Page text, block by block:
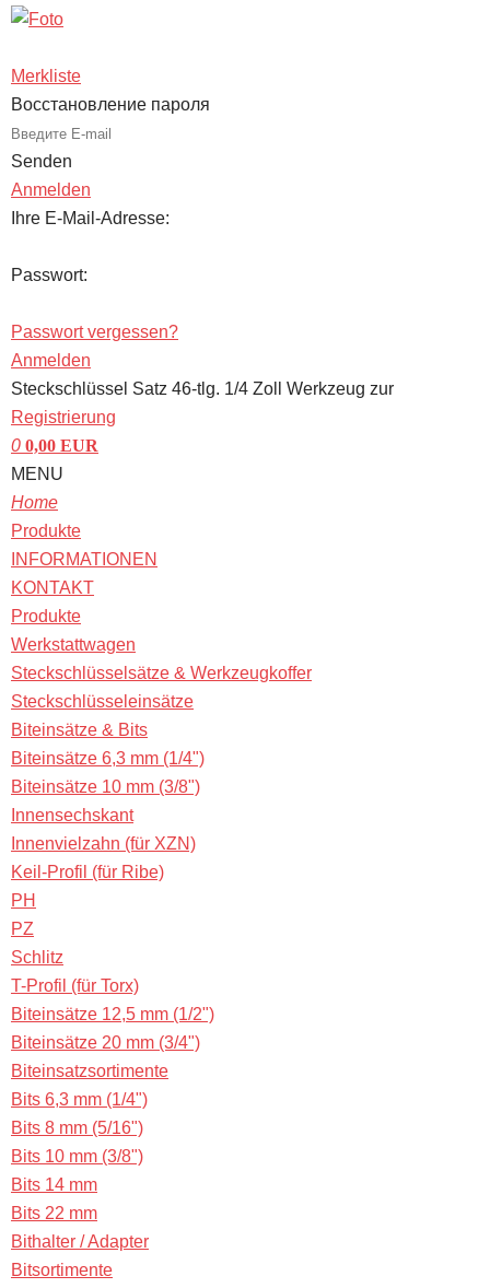
Merkliste
Восстановление пароля
Senden
Anmelden
Ihre E-Mail-Adresse:
Passwort:
Passwort vergessen?
Anmelden
Steckschlüssel Satz 46-tlg. 1/4 Zoll Werkzeug zur
Registrierung
0 0,00 EUR
MENU
Home
Produkte
INFORMATIONEN
KONTAKT
Produkte
Werkstattwagen
Steckschlüsselsätze & Werkzeugkoffer
Steckschlüsseleinsätze
Biteinsätze & Bits
Biteinsätze 6,3 mm (1/4")
Biteinsätze 10 mm (3/8")
Innensechskant
Innenvielzahn (für XZN)
Keil-Profil (für Ribe)
PH
PZ
Schlitz
T-Profil (für Torx)
Biteinsätze 12,5 mm (1/2")
Biteinsätze 20 mm (3/4")
Biteinsatzsortimente
Bits 6,3 mm (1/4")
Bits 8 mm (5/16")
Bits 10 mm (3/8")
Bits 14 mm
Bits 22 mm
Bithalter / Adapter
Bitsortimente